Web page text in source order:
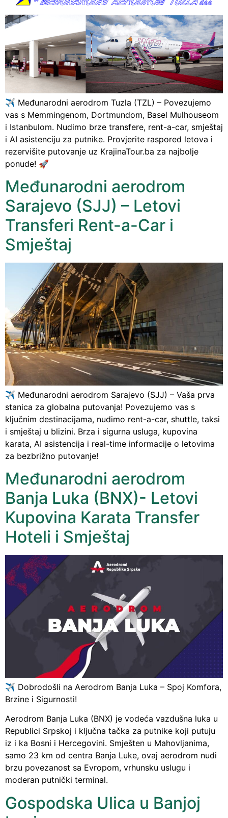
✈️ Međunarodni aerodrom Tuzla (TZL) – Povezujemo
vas s Memmingenom, Dortmundom, Basel Mulhouseom
i Istanbulom. Nudimo brze transfere, rent-a-car, smještaj
i AI asistenciju za putnike. Provjerite raspored letova i
rezervišite putovanje uz KrajinaTour.ba za najbolje
ponude! 🚀
Međunarodni aerodrom
Sarajevo (SJJ) – Letovi
Transferi Rent-a-Car i
Smještaj
✈️ Međunarodni aerodrom Sarajevo (SJJ) – Vaša prva
stanica za globalna putovanja! Povezujemo vas s
ključnim destinacijama, nudimo rent-a-car, shuttle, taksi
i smještaj u blizini. Brza i sigurna usluga, kupovina
karata, AI asistencija i real-time informacije o letovima
za bezbrižno putovanje!
Međunarodni aerodrom
Banja Luka (BNX)- Letovi
Kupovina Karata Transfer
Hoteli i Smještaj
✈️ Dobrodošli na Aerodrom Banja Luka – Spoj Komfora,
Brzine i Sigurnosti!
Aerodrom Banja Luka (BNX) je vodeća vazdušna luka u
Republici Srpskoj i ključna tačka za putnike koji putuju
iz i ka Bosni i Hercegovini. Smješten u Mahovljanima,
samo 23 km od centra Banja Luke, ovaj aerodrom nudi
brzu povezanost sa Evropom, vrhunsku uslugu i
moderan putnički terminal.
Gospodska Ulica u Banjoj